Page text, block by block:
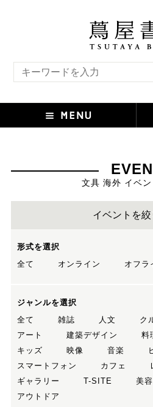
文具 海外 イベ
イベントを
形式を選択
全て
オンライン オフラ
ジャンルを選択
全て
雑誌 人文
ク
アート
建築デザイン 料
キッズ
映像 音楽
スマートフォン
カフェ
ギャラリー
T-SITE 美
アウトドア